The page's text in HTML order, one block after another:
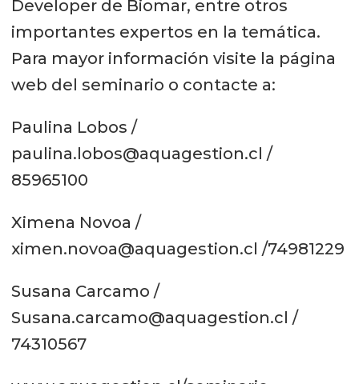
Developer de Biomar, entre otros
importantes expertos en la temática.
Para mayor información visite la página
web del seminario o contacte a:
Paulina Lobos /
paulina.lobos@aquagestion.cl /
85965100
Ximena Novoa /
ximen.novoa@aquagestion.cl /74981229
Susana Carcamo /
Susana.carcamo@aquagestion.cl /
74310567